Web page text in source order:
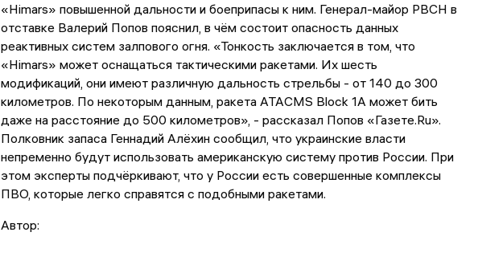
«Himars» повышенной дальности и боеприпасы к ним. Генерал-майор РВСН в
отставке Валерий Попов пояснил, в чём состоит опасность данных
реактивных систем залпового огня. «Тонкость заключается в том, что
«Himars» может оснащаться тактическими ракетами. Их шесть
модификаций, они имеют различную дальность стрельбы - от 140 до 300
километров. По некоторым данным, ракета ATACMS Block 1A может бить
даже на расстояние до 500 километров», - рассказал Попов «Газете.Ru».
Полковник запаса Геннадий Алёхин сообщил, что украинские власти
непременно будут использовать американскую систему против России. При
этом эксперты подчёркивают, что у России есть совершенные комплексы
ПВО, которые легко справятся с подобными ракетами.
Автор: